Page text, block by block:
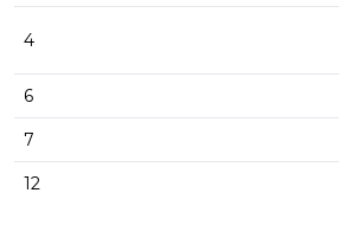
4
6
7
12